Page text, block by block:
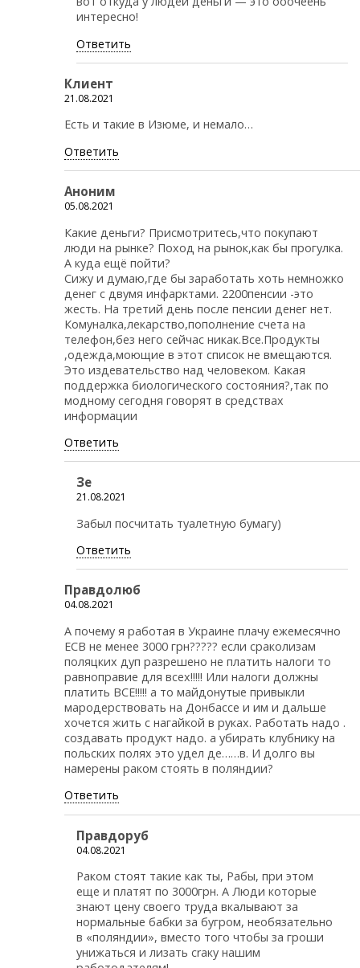
интересно!
Ответить
Клиент
21.08.2021
Есть и такие в Изюме, и немало…
Ответить
Аноним
05.08.2021
Какие деньги? Присмотритесь,что покупают
люди на рынке? Поход на рынок,как бы прогулка.
А куда ещё пойти?
Сижу и думаю,где бы заработать хоть немножко
денег с двумя инфарктами. 2200пенсии -это
жесть. На третий день после пенсии денег нет.
Комуналка,лекарство,пополнение счета на
телефон,без него сейчас никак.Все.Продукты
,одежда,моющие в этот список не вмещаются.
Это издевательство над человеком. Какая
поддержка биологического состояния?,так по
модному сегодня говорят в средствах
информации
Ответить
Зе
21.08.2021
Забыл посчитать туалетную бумагу)
Ответить
Правдолюб
04.08.2021
А почему я работая в Украине плачу ежемесячно
ЕСВ не менее 3000 грн????? если сраколизам
поляцких дуп разрешено не платить налоги то
равноправие для всех!!!!! Или налоги должны
платить ВСЕ!!!!! а то майдонутые привыкли
мародерствовать на Донбассе и им и дальше
хочется жить с нагайкой в руках. Работать надо .
создавать продукт надо. а убирать клубнику на
польских полях это удел де……в. И долго вы
намерены раком стоять в поляндии?
Ответить
Правдоруб
04.08.2021
Раком стоят такие как ты, Рабы, при этом
еще и платят по 3000грн. А Люди которые
знают цену своего труда вкалывают за
нормальные бабки за бугром, необязательно
в «поляндии», вместо того чтобы за гроши
унижаться и лизать сrаку нашим